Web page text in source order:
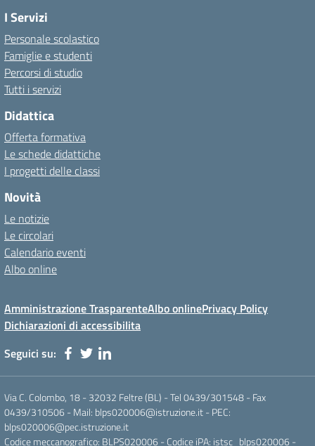
I Servizi
Personale scolastico
Famiglie e studenti
Percorsi di studio
Tutti i servizi
Didattica
Offerta formativa
Le schede didattiche
I progetti delle classi
Novità
Le notizie
Le circolari
Calendario eventi
Albo online
Amministrazione TrasparenteAlbo onlinePrivacy Policy
Dichiarazioni di accessibilita
Seguici su:
Via C. Colombo, 18 - 32032 Feltre (BL) - Tel 0439/301548 - Fax
0439/310506 - Mail: blps020006@istruzione.it - PEC:
blps020006@pec.istruzione.it
Codice meccanografico: BLPS020006 - Codice iPA: istsc_blps020006 -